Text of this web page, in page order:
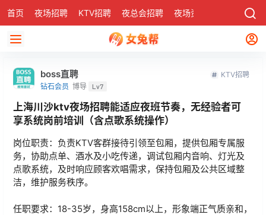
首页 夜场招聘 KTV招聘 夜总会招聘 夜场资讯 社区
boss直聘
钻石会员 博导 Lv7
KTV招聘
上海川沙ktv夜场招聘能适应夜班节奏，无经验者可
享系统岗前培训（含点歌系统操作）
岗位职责：负责KTV客群接待引领至包厢，提供包厢专属服
务，协助点单、酒水及小吃传递，调试包厢内音响、灯光及
点歌系统，及时响应顾客欢唱需求，保持包厢及公共区域整
洁，维护服务秩序。
任职要求：18-35岁，身高158cm以上，形象端正气质亲和，